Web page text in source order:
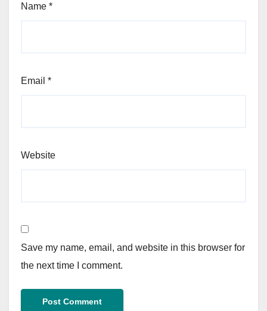
Name *
Email *
Website
Save my name, email, and website in this browser for
the next time I comment.